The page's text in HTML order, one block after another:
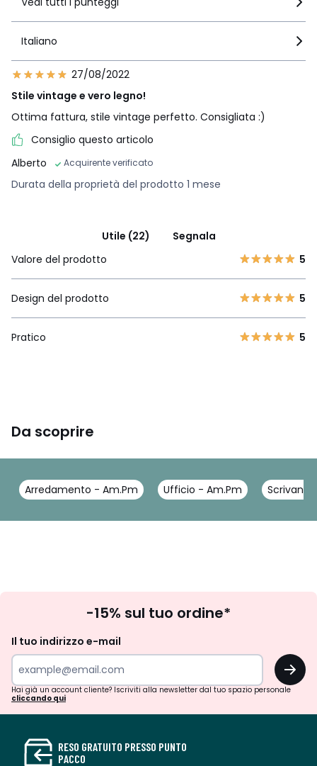
Italiano
27/08/2022
Stile vintage e vero legno!
Ottima fattura, stile vintage perfetto. Consigliata :)
Consiglio questo articolo
Alberto
Acquirente verificato
Durata della proprietà del prodotto 1 mese
Utile (22)
Segnala
Valore del prodotto
5
Design del prodotto 5
Pratico 5
Da scoprire
Arredamento - Am.Pm Ufficio - Am.Pm Scrivanie
newsletter
-15% sul tuo ordine*
Il tuo indirizzo e-mail
OK
Hai già un account cliente? Iscriviti alla newsletter dal tuo spazio personale
cliccando qui
RESO GRATUITO PRESSO PUNTO
PACCO